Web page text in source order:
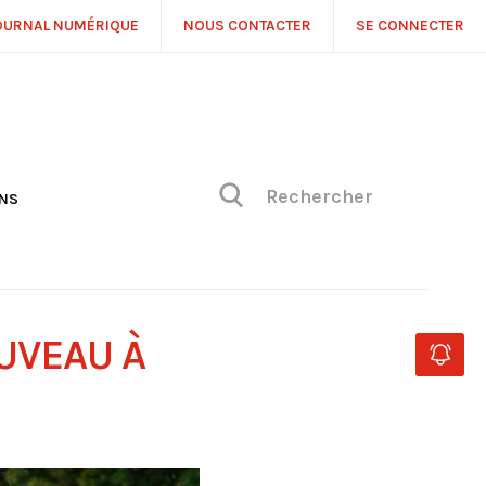
NUMÉRIQUE NOUS CONTACTER SE CONNECTER
À